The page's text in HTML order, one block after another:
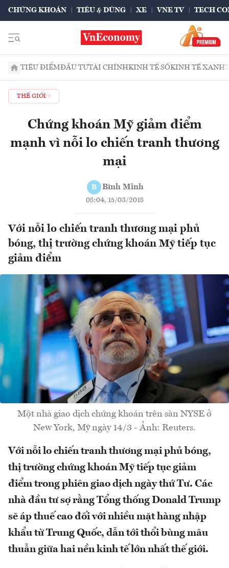
CHỨNG KHOÁN TIÊU & DÙNG XE VNE TV TECH
TIÊU ĐIỂMĐẦU TƯTÀI CHÍNHKINH TẾ SỐKINH TẾ XANH
THẾ GIỚI
Chứng khoán Mỹ giảm điểm
mạnh vì nỗi lo chiến tranh thương
mại
B Bình Minh
08:04, 15/03/2018
Với nỗi lo chiến tranh thương mại phủ
bóng, thị trường chứng khoán Mỹ tiếp tục
giảm điểm
Một nhà giao dịch chứng khoán trên sàn NYSE ở
New York, Mỹ ngày 14/3 - Ảnh: Reuters.
Với nỗi lo chiến tranh thương mại phủ bóng,
thị trường chứng khoán Mỹ tiếp tục giảm
điểm trong phiên giao dịch ngày thứ Tư. Các
nhà đầu tư sợ rằng Tổng thống Donald Trump
sẽ áp thuế cao đối với nhiều mặt hàng nhập
khẩu từ Trung Quốc, dẫn tới thổi bùng mâu
thuẫn giữa hai nền kinh tế lớn nhất thế giới.